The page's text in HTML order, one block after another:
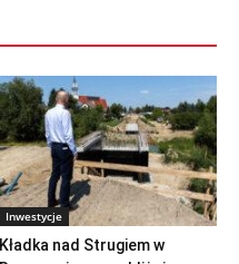
Inwestycje
Kładka nad Strugiem w